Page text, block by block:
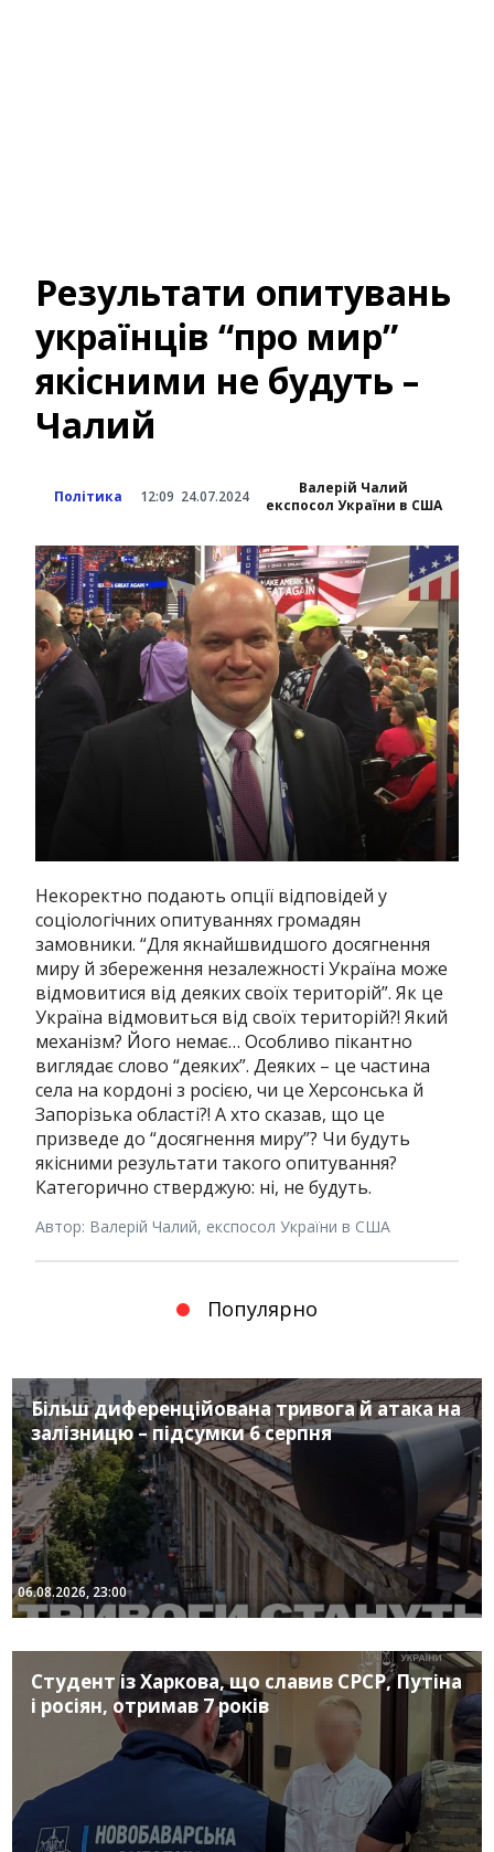
Результати опитувань
українців “про мир”
якісними не будуть –
Чалий
Політика 12:09 24.07.2024
Валерій Чалий
експосол України в США
Некоректно подають опції відповідей у
соціологічних опитуваннях громадян
замовники. “Для якнайшвидшого досягнення
миру й збереження незалежності Україна може
відмовитися від деяких своїх територій”. Як це
Україна відмовиться від своїх територій?! Який
механізм? Його немає… Особливо пікантно
виглядає слово “деяких”. Деяких – це частина
села на кордоні з росією, чи це Херсонська й
Запорізька області?! А хто сказав, що це
призведе до “досягнення миру”? Чи будуть
якісними результати такого опитування?
Категорично стверджую: ні, не будуть.
Автор: Валерій Чалий, експосол України в США
Популярно
Більш диференційована тривога й атака на
залізницю – підсумки 6 серпня
06.08.2026, 23:00
Студент із Харкова, що славив СРСР, Путіна
і росіян, отримав 7 років